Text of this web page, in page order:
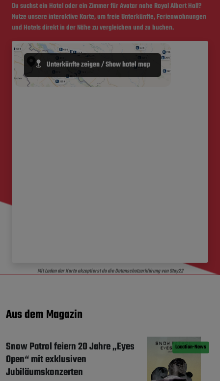
Du suchst ein Hotel oder ein Zimmer für Avatar naheRoyal Albert Hall?
Nutze unsere interaktive Karte, um freie Unterkünfte, Ferienwohnungen
und Hotels direkt in der Nähe zu vergleichen und zu buchen.
Unterkünfte zeigen / Show hotel map
Mit Laden der Karte akzeptierst du die Datenschutzerklärung von Stay22
Aus dem Magazin
Location-News
Snow Patrol feiern 20 Jahre „Eyes
Open“ mit exklusiven
Jubiläumskonzerten